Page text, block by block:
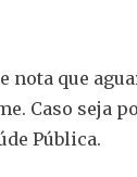
nota que
Caso seja
Pública.